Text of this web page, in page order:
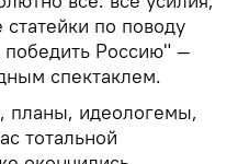
по поводу
победить Россию" —
спектаклем.
планы, идеологемы,
тотальной